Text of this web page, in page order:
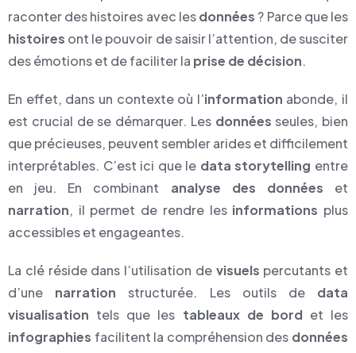
raconter des histoires avec lesdonnées ? Parce que les
histoires ont le pouvoir de saisir l’attention, de susciter
des émotions et de faciliter la prise de décision.
En effet, dans un contexte où l’information abonde, il
est crucial de se démarquer. Les données seules, bien
que précieuses, peuvent sembler arides et difficilement
interprétables. C’est ici que le data storytelling entre
en jeu. En combinant analyse des données et
narration, il permet de rendre les informations plus
accessibles et engageantes.
La clé réside dans l’utilisation de visuels percutants et
d’une narration structurée. Les outils de data
visualisation tels que les tableaux de bordet les
infographies facilitent la compréhension des données